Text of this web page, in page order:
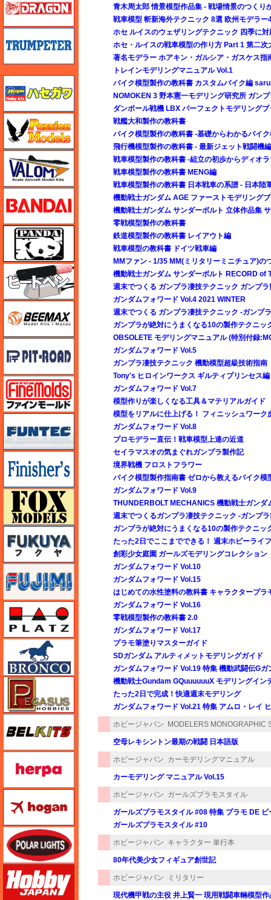
青木周太郎 情景模型作品集 - 戦場情景のつくり
戦車模型 斬新海外テクニック 8選 欧州モデラ
ホセ ルイスのウェザリングテクニック 四季に
ホセ・ルイスの戦車模型の作り方 Part 1 第二次
著名モデラー ホアキン・ガルシア・ガスケス
トレインモデリングマニュアル Vol.1
バイク模型製作の教科書 カスタムバイク編
NOMOKEN 3 野本憲一モデリング研究所 ガン
ダンボール戦機 LBX パーフェクトモデリングブ
戦艦大和製作の教科書
バイク模型製作の教科書 -基礎からわかるバイ
飛行機模型製作の教科書 - 最新ジェット戦闘機
戦車模型製作の教科書 -組立の初歩からディオ
戦車模型製作の教科書 MENG編
戦車模型製作の教科書 日本戦車の系譜 - 日本陸
機動戦士ガンダム AGE ファーストモデリング
機動戦士ガンダム サンダーボルト 立体作品集
零戦模型製作の教科書
鉄道模型製作の教科書 レイアウト編
戦車模型の教科書 ドイツ戦車編
MMファン - 1/35 MM(ミリタリーミニチュア)の
機動戦士ガンダム サンダーボルト RECORD of
週末でつくる ガンプラ凄技テクニック ガンプ
ガンダムフォワード Vol.4 2021 WINTER
週末でつくる ガンプラ凄技テクニック -ガンプ
ガンプラが絶対にうまくなる10の製作テクニッ
OBSOLETE モデリングマニュアル (特別付録
ガンダムフォワード Vol.5
ガンプラ凄技テクニック 機動模型超級技術指南
Tony's ヒロインワークス ギルティプリンセス編
ガンダムフォワード Vol.7
模型作りが楽しくなる工具＆マテリアルガイド
模型をリアルに仕上げる！ フィニッシュワーク
ガンダムフォワード Vol.8
プロモデラー直伝！戦車模型上達の近道
セイラマスオの気まぐれガンプラ製作記
境界戦機 フロストフラワー
バイク模型製作指南書 ゼロから教えるバイク模
ガンダムフォワード Vol.9
THUNDERBOLT MECHANICS 機動戦士ガン
週末でつくるガンプラ凄技テクニック -ガンプ
ガンプラが絶対にうまくなる10の製作テクニ
たった2日でここまでできる！ 週末ホビーライフ
創彩少女庭園 ガールズモデリングコレクション
ガンダムフォワード Vol.10
ガンダムフォワード Vol.15
はじめての水性塗料の教科書 キャラクタープラ
ガンダムフォワード Vol.16
零戦模型製作の教科書 2.0
ガンダムフォワード Vol.17
プラモ筆塗りマスターガイド
SDガンダム アルティメットモデリングガイド
ガンダムフォワード Vol.19 特集 機動武闘伝Gガ
機動戦士Gundam GQuuuuuuX モデリングイン
たった2日で完成！快適週末モデリング
ガンダムフォワード Vol.21 特集 アムロ・レイ
ホビージャパン MODELERS MONOGRAPHIC
空母レキシントン最期の戦闘 日本語版
ホビージャパン カーモデリングマニュアル
カーモデリング マニュアル Vol.15
ホビージャパン ガールズプラモスタイル
ガールズプラモスタイル #08 特集 プラモ DE
ガールズプラモスタイル #10
ホビージャパン キャラクター 単行本
80年代美少女フィギュア創世記
ホビージャパン ミリタリー
現代機甲戦の主役 井上賢一 現用戦闘車輛模型作
トランペッター
バロムモデル
パンダホビー
ヒートペン（十和田技研・ブレインファクトリー）
ファインモールド
funtec（ファンテック）
フィニッシャーズ
フォックスモデル（FOX MODELS）
ブロンコモデル（Bronco Models）
ペガサスホビー
BELKITS
ヘルパ（herpa）
ホーガンウイングス
ホビージャパン